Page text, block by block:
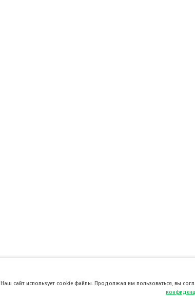
Hаш сайт использует cookie файлы. Продолжая им пользоваться, вы